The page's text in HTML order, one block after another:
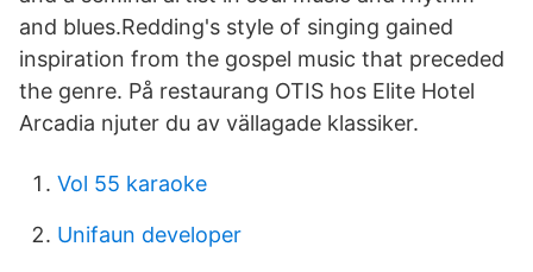
and blues.Redding's style of singing gained
inspiration from the gospel music that preceded
the genre. På restaurang OTIS hos Elite Hotel
Arcadia njuter du av vällagade klassiker.
Vol 55 karaoke
Unifaun developer